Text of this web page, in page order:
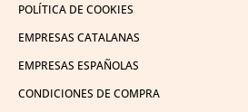
POLÍTICA DE COOKIES
EMPRESAS CATALANAS
EMPRESAS ESPAÑOLAS
CONDICIONES DE COMPRA